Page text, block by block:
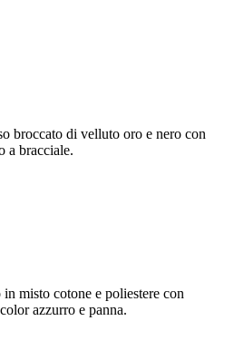
broccato di velluto oro e nero con
a bracciale.
misto cotone e poliestere con
azzurro e panna.